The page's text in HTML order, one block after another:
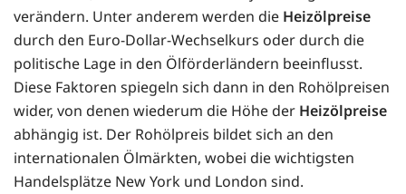
verändern. Unter anderem werden die Heizölpreise
durch den Euro-Dollar-Wechselkurs oder durch die
politische Lage in den Ölförderländern beeinflusst.
Diese Faktoren spiegeln sich dann in den Rohölpreisen
wider, von denen wiederum die Höhe der Heizölpreise
abhängig ist. Der Rohölpreis bildet sich an den
internationalen Ölmärkten, wobei die wichtigsten
Handelsplätze New York und London sind.